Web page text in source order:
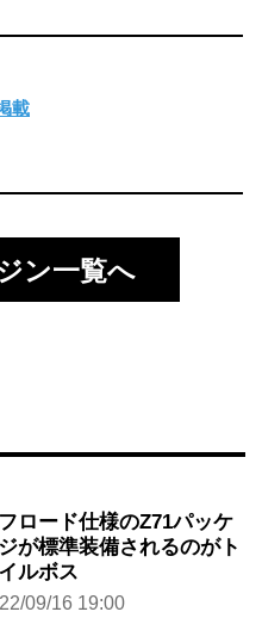
載
ン一覧へ
ロード仕様のZ71パッケ
が標準装備されるのがト
ルボス
09/16 19:00